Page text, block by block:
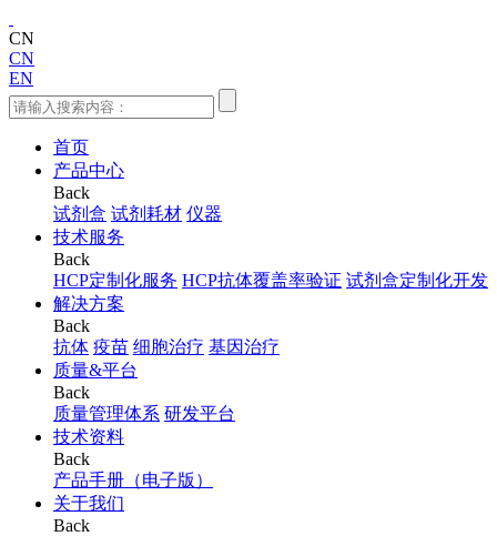
CN
CN
EN
首页
产品中心
Back
试剂盒 试剂耗材 仪器
技术服务
Back
HCP定制化服务 HCP抗体覆盖率验证 试剂盒定制化开发
解决方案
Back
抗体 疫苗 细胞治疗 基因治疗
质量&平台
Back
质量管理体系 研发平台
技术资料
Back
产品手册（电子版）
关于我们
Back